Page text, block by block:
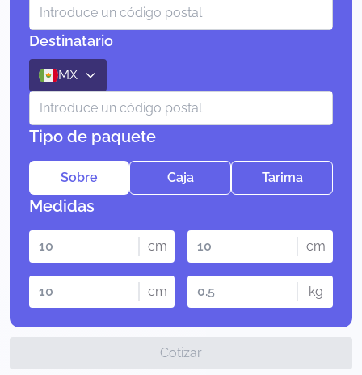
Destinatario
MX
Tipo de paquete
Sobre Caja Tarima
Medidas
cm cm
cm kg
Cotizar